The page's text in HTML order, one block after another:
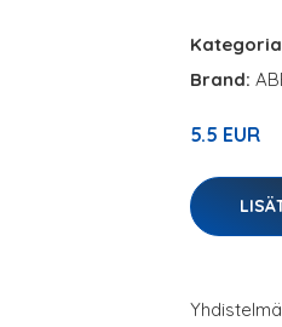
Brand:
5.5 EUR